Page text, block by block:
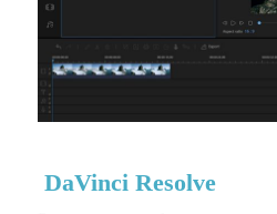
DaVinci Resolve